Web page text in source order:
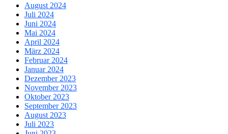
August 2024
Juli 2024
Juni 2024
Mai 2024
April 2024
März 2024
Februar 2024
Januar 2024
Dezember 2023
November 2023
Oktober 2023
September 2023
August 2023
Juli 2023